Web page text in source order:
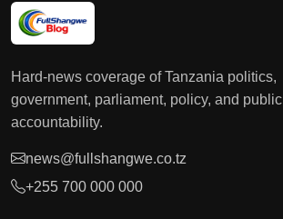
Hard-news coverage of Tanzania politics,
government, parliament, policy, and public
accountability.
news@fullshangwe.co.tz
+255 700 000 000